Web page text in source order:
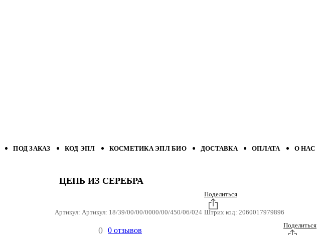
ПОД ЗАКАЗ КОД ЭПЛ КОСМЕТИКА ЭПЛ БИО ДОСТАВКА ОПЛАТА О НАС
ЦЕПЬ ИЗ СЕРЕБРА
Артикул: Артикул: 18/39/00/00/0000/00/450/06/024
Поделиться
Штрих код: 2060017979896
0 0 отзывов
Поделиться